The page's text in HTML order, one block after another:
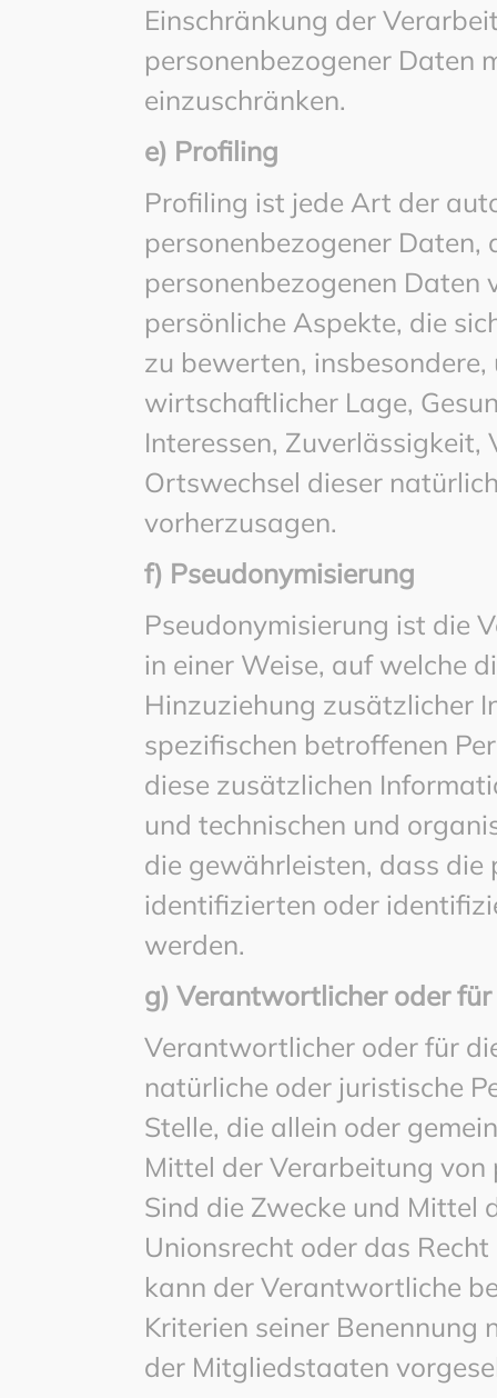
Einschränkung der
personenbezogener Daten
einzuschränken.
e) Profiling
Profiling ist jede Art der
personenbezogener
personenbezogenen
persönliche Aspekte, die
zu bewerten,
wirtschaftlicher Lage,
Interessen,
Ortswechsel dieser
vorherzusagen.
f) Pseudonymisierung
Pseudonymisierung ist die
in einer Weise, auf welche
Hinzuziehung zusätzlicher
spezifischen betroffenen
diese zusätzlichen
und technischen und
die gewährleisten, dass die
identifizierten oder
werden.
g) Verantwortlicher oder
Verantwortlicher oder für
natürliche oder juristische
Stelle, die allein oder
Mittel der Verarbeitung von
Sind die Zwecke und Mittel
Unionsrecht oder das
kann der Verantwortliche
Kriterien seiner Benennung
der Mitgliedstaaten